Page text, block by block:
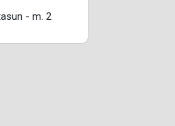
- m. 2